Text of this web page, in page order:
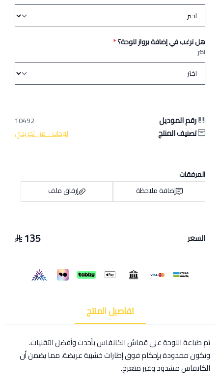
هل ترغب في إضافة برواز للوحة؟*
اختر
رقم الموديل 10492
تصنيف المنتج لوحات - فن تجريدي
المرفقات
إضافة ملاحظة
إرفاق ملف
السعر 135
تفاصيل المنتج
تم طباعة اللوحة على قماش الكانفاس بأحدث وأفضل التقنيات،
وتكون ممدودة بإحكام فوق إطارات خشبية عريضة، مما يضمن أن
الكانفاس مشدود وغير متعرج.